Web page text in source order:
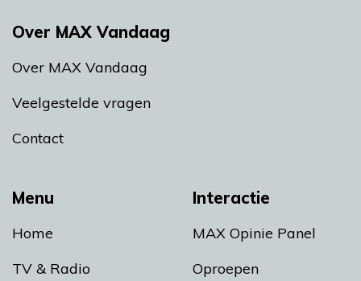
Menu
Home
TV & Radio
Interactie
MAX Opinie Panel
Oproepen
Over MAX Vandaag
Over MAX Vandaag
Veelgestelde vragen
Contact